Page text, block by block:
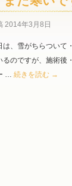
2014年3月8日
は、雪がちらついて
るのですが、施術後
… 続きを読む →